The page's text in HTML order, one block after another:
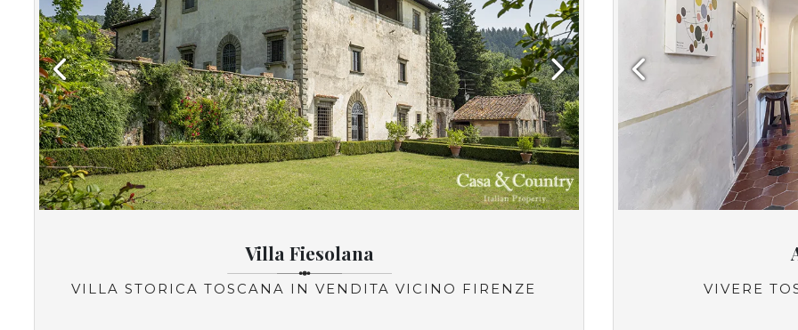
Previous Next
Villa Fiesolana
VILLA STORICA TOSCANA IN VENDITA VICINO FIRENZE
Previous
VIVERE